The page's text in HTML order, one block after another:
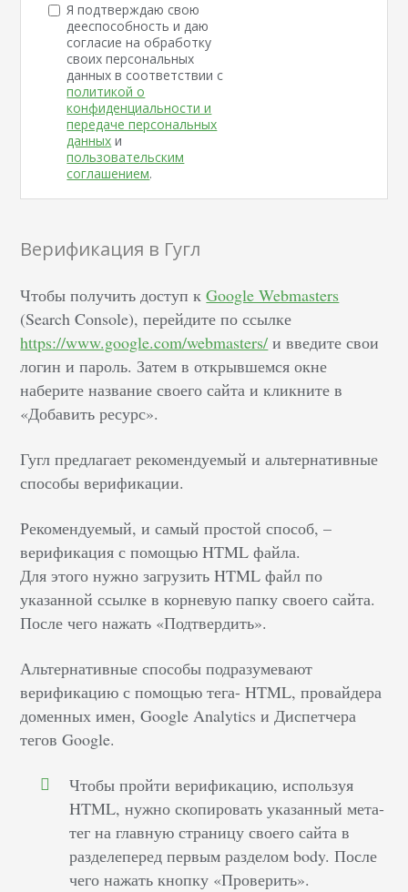
Я подтверждаю свою
дееспособность и даю
согласие на обработку
своих персональных
данных в соответствии с
политикой о
конфиденциальности и
передаче персональных
данных и
пользовательским
соглашением.
Верификация в Гугл
Чтобы получить доступ кGoogle Webmasters
(Search Console), перейдите по ссылке
https://www.google.com/webmasters/ и введите свои
логин и пароль. Затем в открывшемся окне
наберите название своего сайта и кликните в
«Добавить ресурс».
Гугл предлагает рекомендуемый и альтернативные
способы верификации.
Рекомендуемый, и самый простой способ, –
верификация с помощью HTML файла.
Для этого нужно загрузить HTML файл по
указанной ссылке в корневую папку своего сайта.
После чего нажать «Подтвердить».
Альтернативные способы подразумевают
верификацию с помощью тега- HTML, провайдера
доменных имен, Google Analytics и Диспетчера
тегов Google.
Чтобы пройти верификацию, используя
HTML, нужно скопировать указанный мета-
тег на главную страницу своего сайта в
разделеперед первым разделом body. После
чего нажать кнопку «Проверить».